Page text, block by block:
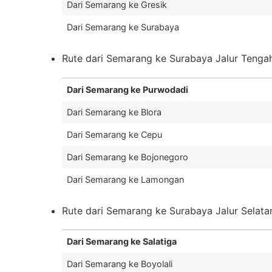
Dari Semarang ke Gresik
Dari Semarang ke Surabaya
Rute dari Semarang ke Surabaya Jalur
Dari Semarang ke Purwodadi
Dari Semarang ke Blora
Dari Semarang ke Cepu
Dari Semarang ke Bojonegoro
Dari Semarang ke Lamongan
Rute dari Semarang ke Surabaya Jalur
Dari Semarang ke Salatiga
Dari Semarang ke Boyolali